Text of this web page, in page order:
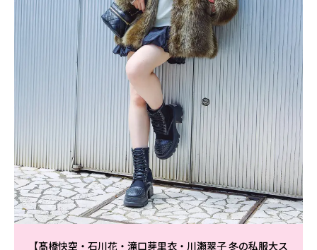
【髙橋快空・石川花・滝口芽里衣・川瀬翠子 冬の私服大ス